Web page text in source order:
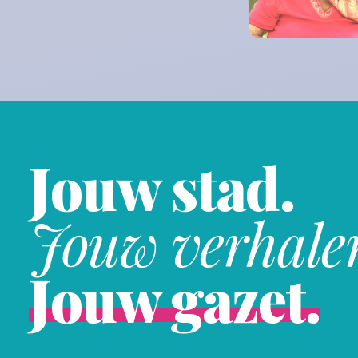
Jouw stad.
Jouw
Jouw gazet.